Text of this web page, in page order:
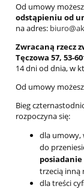
Od umowy
odstąpieniu od
na adres:
Zwracaną rzecz
Tęczowa 57, 53-
14 dni od dnia, w
Od umowy
Bieg
rozpoczyna się:
dla umowy,
do
posiadanie
trzecią inną
dla treści